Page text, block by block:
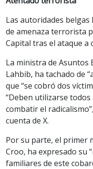
Las autoridades belgas
de amenaza terrorista
Capital tras el ataque a
La ministra de Asuntos
Lahbib, ha tachado de
que “se cobró dos
“Deben utilizarse
combatir el
cuenta de X.
Por su parte, el primer
Croo, ha expresado su
familiares de este